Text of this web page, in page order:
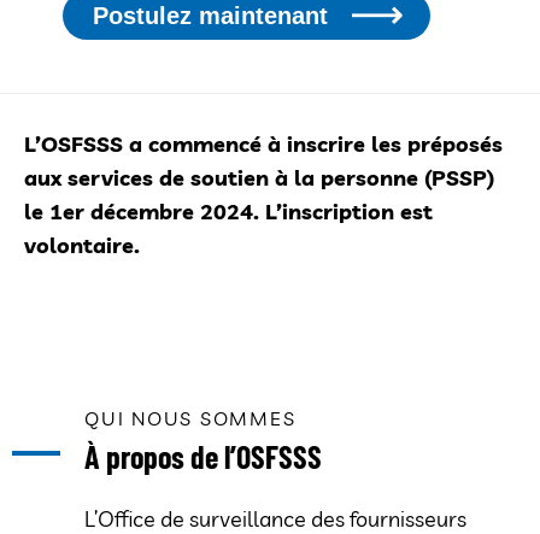
Postulez maintenant
L’OSFSSS a commencé à inscrire les préposés
aux services de soutien à la personne (PSSP)
le 1er décembre 2024. L’inscription est
volontaire.
QUI NOUS SOMMES
À propos de l’OSFSSS
L’Office de surveillance des fournisseurs